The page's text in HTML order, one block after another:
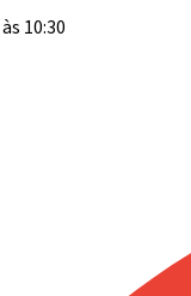
10:30